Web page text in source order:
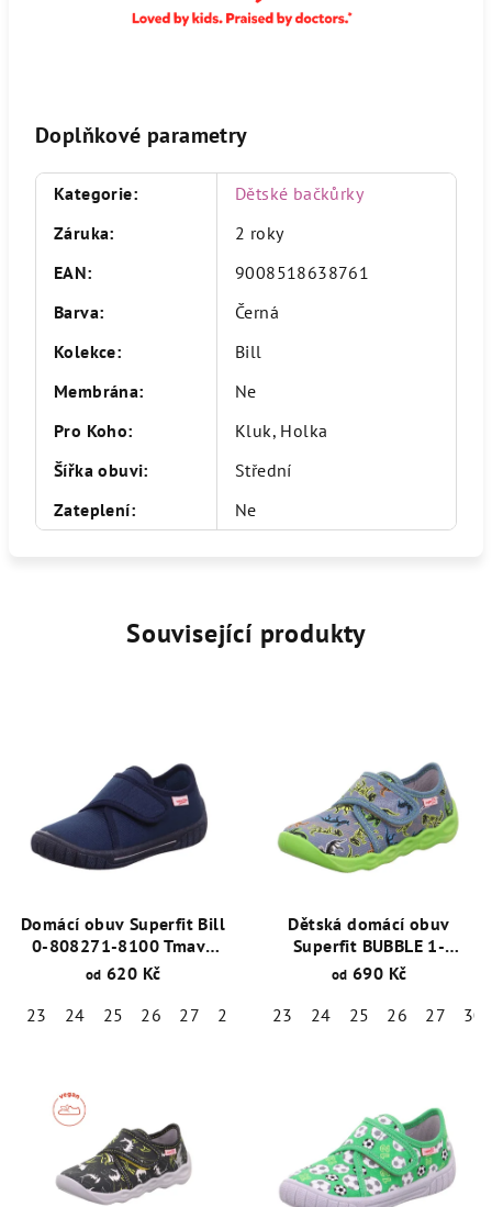
Doplňkové parametry
Kategorie:
Dětské bačkůrky
Záruka:
2 roky
EAN:
9008518638761
Barva:
Černá
Kolekce:
Bill
Membrána:
Ne
Pro Koho:
Kluk, Holka
Šířka obuvi:
Střední
Zateplení: Ne
Související produkty
Domácí obuv Superfit Bill
0-808271-8100 Tmavě
Modrá
od 620 Kč
23
24 25 26 27 28 29 30 31 32 34 35
Dětská domácí obuv
Superfit BUBBLE 1-
006273-8420
od 690 Kč
23
24 25 26 27 30